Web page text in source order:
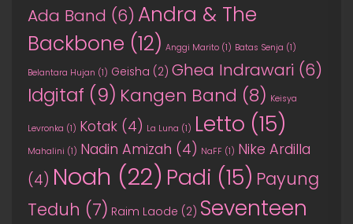
Ada Band (6) Andra & The
Backbone (12) Anggi Marito (1) Batas Senja (1)
Belantara Hujan (1) Geisha (2) Ghea Indrawari (6)
Idgitaf (9) Kangen Band (8) Keisya
Levronka (1) Kotak (4) La Luna (1) Letto (15)
Mahalini (1) Nadin Amizah (4) NaFF (1) Nike Ardilla
(4) Noah (22) Padi (15) Payung
Teduh (7) Raim Laode (2) Seventeen